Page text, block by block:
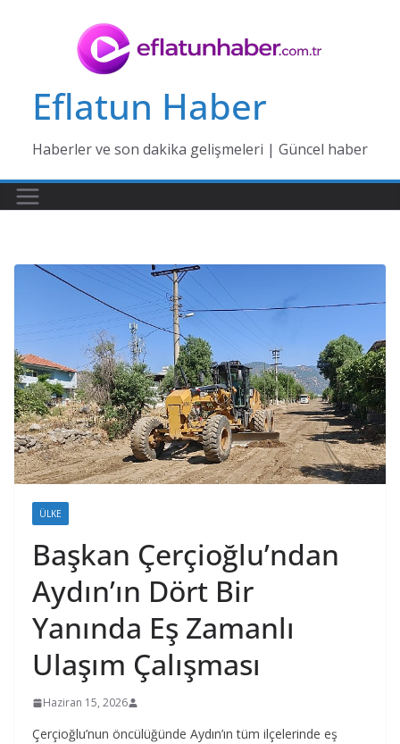
Eflatun Haber
Haberler ve son dakika gelişmeleri | Güncel haber
ÜLKE
Başkan Çerçioğlu’ndan
Aydın’ın Dört Bir
Yanında Eş Zamanlı
Ulaşım Çalışması
Haziran 15, 2026
Çerçioğlu’nun öncülüğünde Aydın’ın tüm ilçelerinde eş